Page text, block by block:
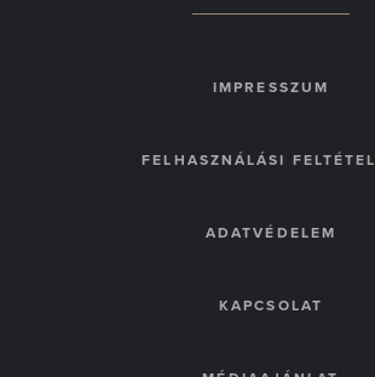
IMPRESSZUM
FELHASZNÁLÁSI
ADATVÉDELEM
KAPCSOLAT